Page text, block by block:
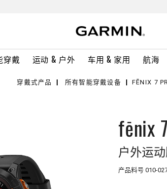
穿戴 运动 & 户外 车用 & 家用 航海
穿戴式产品 所有智能穿戴设备 FĒNIX 7
fēnix
户外运
产品料号 010-